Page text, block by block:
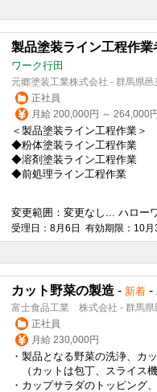
製品塗装ライン工程作業
ワーク行田
元郷塗装工業株式会社 - 群馬県
正社員
月給 200,000円 ～ 264,000
＜製品塗装ライン工程作業＞
◆粉体塗装ライン工程作業
◆溶剤塗装ライン工程作業
◆前処理ライン工程作業
変更範囲：変更なし... ハロー
受理日：8月6日 有効期限：10月
カット野菜の製造 - 新着 -
富士食品工業 株式会社 - 群馬県
正社員
月給 230,000円
・製品となる野菜の洗浄、カ
（カットは包丁、スライス機
・カップサラダのトッピング